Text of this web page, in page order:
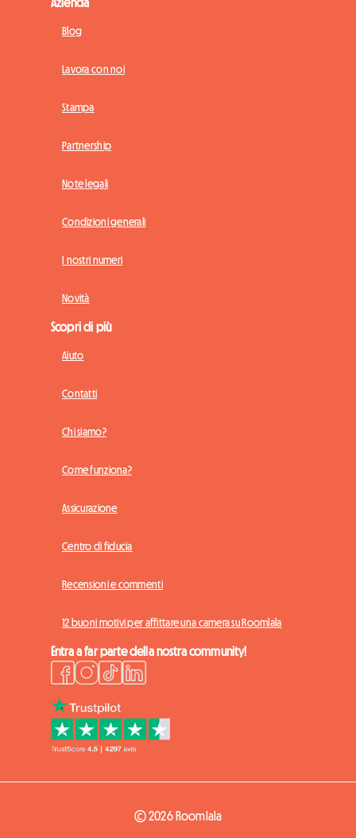
Blog
Lavora con noi
Stampa
Partnership
Note legali
Condizioni generali
I nostri numeri
Novità
Scopri di più
Aiuto
Contatti
Chi siamo?
Come funziona?
Assicurazione
Centro di fiducia
Recensioni e commenti
12 buoni motivi per affittare una camera su Roomlala
Entra a far parte della nostra community!
© 2026 Roomlala